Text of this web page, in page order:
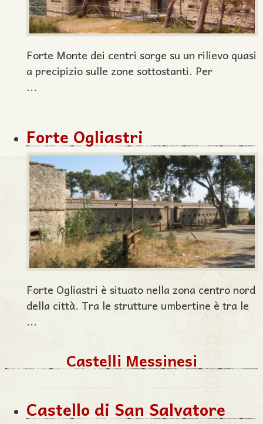
Forte Monte dei centri sorge su un rilievo quasi
a precipizio sulle zone sottostanti. Per
...
Forte Ogliastri
Forte Ogliastri è situato nella zona centro nord
della città. Tra le strutture umbertine è tra le
...
Castelli Messinesi
Castello di San Salvatore